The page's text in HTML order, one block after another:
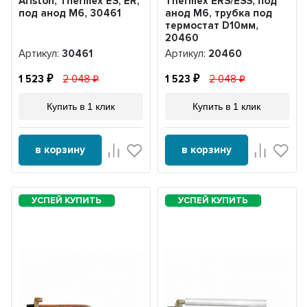
под анод М6, 30461
Артикул:30461
1 523 2 048
Купить в 1 клик
в корзину
анод М6, трубка под
термостат D10мм,
20460
Артикул: 20460
1 523 2 048
Купить в 1 клик
в корзину